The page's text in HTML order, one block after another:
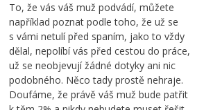
To, že vás váš muž podvádí, můžete
například poznat podle toho, že už se
s vámi netulí před spaním, jako to vždy
dělal, nepolíbí vás před cestou do práce,
už se neobjevují žádné dotyky ani nic
podobného. Něco tady prostě nehraje.
Doufáme, že právě váš muž bude patřit